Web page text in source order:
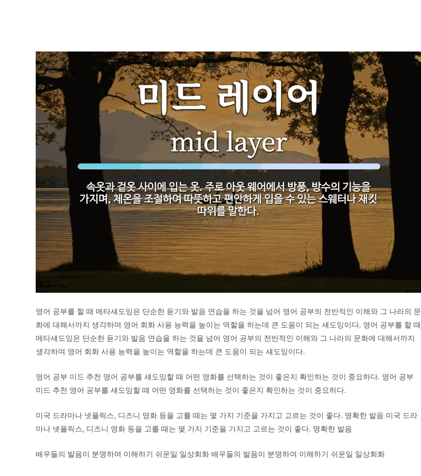
영어 공부를 할 때 메타섀도잉은 단순한 듣기와 발음 연습을 하는 것을 넘어 영어 공부의 전반적인 이해와 그 나라의 문
화에 대해서까지 생각하며 영어 회화 사용 능력을 높이는 역할을 하는데 큰 도움이 되는 섀도잉이다. 영어 공부를 할 때
메타섀도잉은 단순한 듣기와 발음 연습을 하는 것을 넘어 영어 공부의 전반적인 이해와 그 나라의 문화에 대해서까지
생각하며 영어 회화 사용 능력을 높이는 역할을 하는데 큰 도움이 되는 섀도잉이다.
영어 공부 미드 추천 영어 공부를 섀도잉할 때 어떤 영화를 선택하는 것이 좋은지 확인하는 것이 중요하다. 영어 공부
미드 추천 영어 공부를 섀도잉할 때 어떤 영화를 선택하는 것이 좋은지 확인하는 것이 중요하다.
미국 드라마나 넷플릭스, 디즈니 영화 등을 고를 때는 몇 가지 기준을 가지고 고르는 것이 좋다. 명확한 발음 미국 드라
마나 넷플릭스, 디즈니 영화 등을 고를 때는 몇 가지 기준을 가지고 고르는 것이 좋다. 명확한 발음
배우들의 발음이 분명하여 이해하기 쉬운일 일상회화 배우들의 발음이 분명하여 이해하기 쉬운일 일상회화